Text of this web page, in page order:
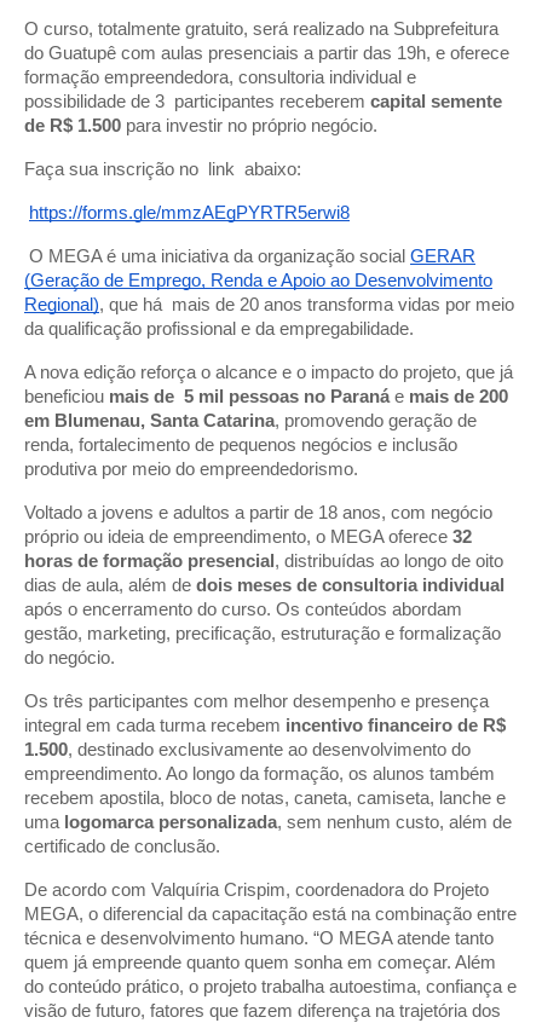
O curso, totalmente gratuito, será realizado na Subprefeitura
do Guatupê com aulas presenciais a partir das 19h, e oferece
formação empreendedora, consultoria individual e
possibilidade de 3 participantes receberem capital semente
de R$ 1.500 para investir no próprio negócio.
Faça sua inscrição no link abaixo:
https://forms.gle/mmzAEgPYRTR5erwi8
O MEGA é uma iniciativa da organização social GERAR
(Geração de Emprego, Renda e Apoio ao Desenvolvimento
Regional), que há mais de 20 anos transforma vidas por meio
da qualificação profissional e da empregabilidade.
A nova edição reforça o alcance e o impacto do projeto, que já
beneficiou mais de 5 mil pessoas no Paraná e mais de 200
em Blumenau, Santa Catarina, promovendo geração de
renda, fortalecimento de pequenos negócios e inclusão
produtiva por meio do empreendedorismo.
Voltado a jovens e adultos a partir de 18 anos, com negócio
próprio ou ideia de empreendimento, o MEGA oferece 32
horas de formação presencial , distribuídas ao longo de oito
dias de aula, além de dois meses de consultoria individual
após o encerramento do curso. Os conteúdos abordam
gestão, marketing, precificação, estruturação e formalização
do negócio.
Os três participantes com melhor desempenho e presença
integral em cada turma recebem incentivo financeiro de R$
1.500, destinado exclusivamente ao desenvolvimento do
empreendimento. Ao longo da formação, os alunos também
recebem apostila, bloco de notas, caneta, camiseta, lanche e
uma logomarca personalizada, sem nenhum custo, além de
certificado de conclusão.
De acordo com Valquíria Crispim, coordenadora do Projeto
MEGA, o diferencial da capacitação está na combinação entre
técnica e desenvolvimento humano. “O MEGA atende tanto
quem já empreende quanto quem sonha em começar. Além
do conteúdo prático, o projeto trabalha autoestima, confiança e
visão de futuro, fatores que fazem diferença na trajetória dos